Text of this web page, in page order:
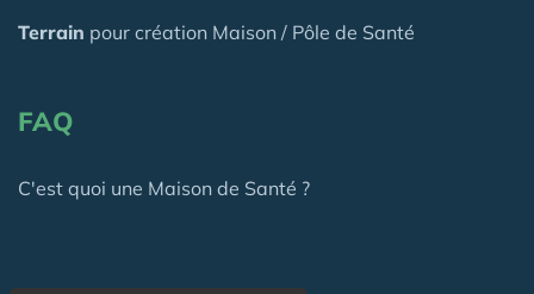
Terrain pour création Maison / Pôle de Santé
FAQ
C'est quoi une Maison de Santé ?